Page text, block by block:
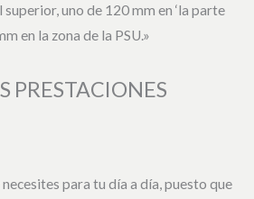
uno de 120 mm en ‘la parte
en la zona de la PSU.»
PRESTACIONES
para tu día a día, puesto que